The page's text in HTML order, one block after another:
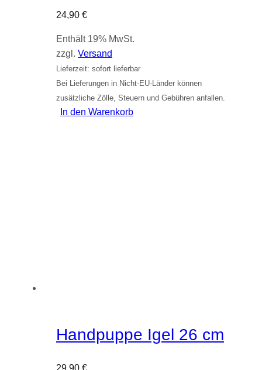
24,90 €
Enthält 19% MwSt.
zzgl. Versand
Lieferzeit: sofort lieferbar
Bei Lieferungen in Nicht-EU-Länder können
zusätzliche Zölle, Steuern und Gebühren anfallen.
In den Warenkorb
Handpuppe Igel 26 cm
29,90 €